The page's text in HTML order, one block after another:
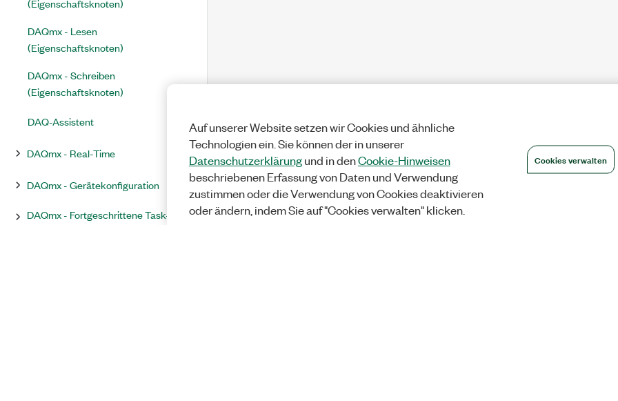
(Eigenschaftsknoten)
DAQmx - Lesen
(Eigenschaftsknoten)
DAQmx - Schreiben
(Eigenschaftsknoten)
DAQ-Assistent
DAQmx - Real-Time
DAQmx - Gerätekonfiguration
DAQmx - Fortgeschrittene Task-
Auf unserer Website setzen wir Cookies und ähnliche
Technologien ein. Sie können der in unserer
Datenschutzerklärungund in denCookie-Hinweisen
beschriebenen Erfassung von Daten und Verwendung
zustimmen oder die Verwendung von Cookies deaktivieren
oder ändern, indem Sie auf "Cookies verwalten" klicken.
Cookies verwalten